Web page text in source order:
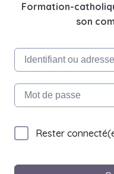
Formation-
son
Rester